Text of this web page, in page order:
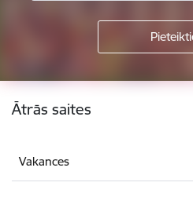
Kājene
Ātrās saites
Vakances